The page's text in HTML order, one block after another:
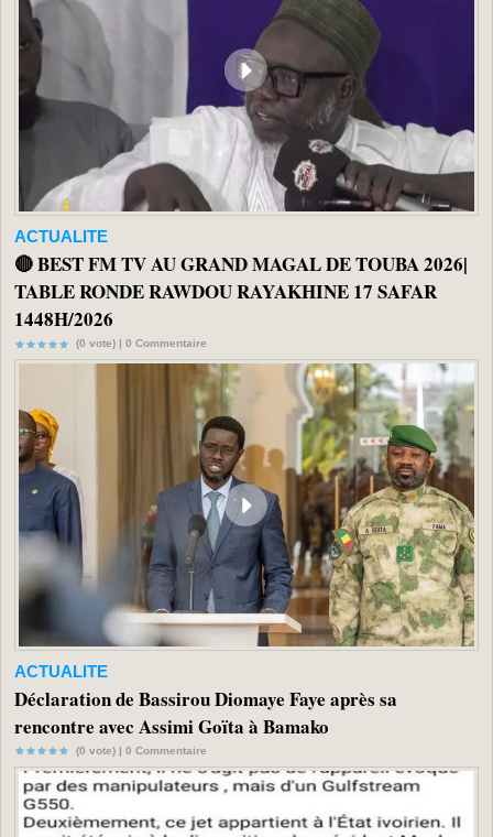
ACTUALITE
🔴 BEST FM TV AU GRAND MAGAL DE TOUBA 2026|
TABLE RONDE RAWDOU RAYAKHINE 17 SAFAR
1448H/2026
(0 vote) | 0 Commentaire
ACTUALITE
Déclaration de Bassirou Diomaye Faye après sa
rencontre avec Assimi Goïta à Bamako
(0 vote) | 0 Commentaire